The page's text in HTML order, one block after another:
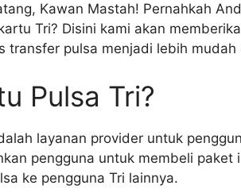
Kawan Mastah! Pernahkah
Tri? Disini kami akan
transfer pulsa menjadi lebih
Pulsa Tri?
layanan provider untuk
pengguna untuk membeli
ke pengguna Tri lainnya.